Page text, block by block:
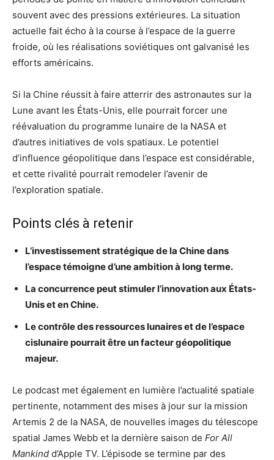
souvent avec des pressions extérieures. La situation
actuelle fait écho à la course à l’espace de la guerre
froide, où les réalisations soviétiques ont galvanisé les
efforts américains.
Si la Chine réussit à faire atterrir des astronautes sur la
Lune avant les États-Unis, elle pourrait forcer une
réévaluation du programme lunaire de la NASA et
d’autres initiatives de vols spatiaux. Le potentiel
d’influence géopolitique dans l’espace est considérable,
et cette rivalité pourrait remodeler l’avenir de
l’exploration spatiale.
Points clés à retenir
L’investissement stratégique de la Chine dans
l’espace témoigne d’une ambition à long terme.
La concurrence peut stimuler l’innovation aux États-
Unis et en Chine.
Le contrôle des ressources lunaires et de l’espace
cislunaire pourrait être un facteur géopolitique
majeur.
Le podcast met également en lumière l’actualité spatiale
pertinente, notamment des mises à jour sur la mission
Artemis 2 de la NASA, de nouvelles images du télescope
spatial James Webb et la dernière saison de For All
Mankind d’Apple TV. L’épisode se termine par des